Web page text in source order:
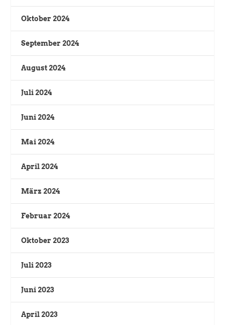
Oktober 2024
September 2024
August 2024
Juli 2024
Juni 2024
Mai 2024
April 2024
März 2024
Februar 2024
Oktober 2023
Juli 2023
Juni 2023
April 2023